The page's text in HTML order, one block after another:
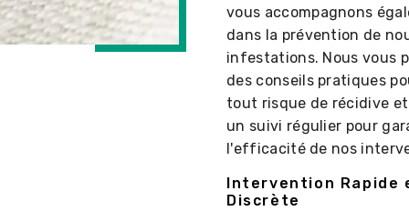
vous accompagnons
dans la prévention de
infestations. Nous vous
des conseils pratiques
tout risque de récidive
un suivi régulier pour
l'efficacité de nos
Intervention Rapide
Discrète